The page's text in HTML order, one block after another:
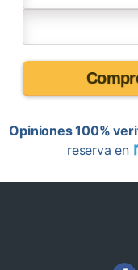
Opiniones 100%
reserva en